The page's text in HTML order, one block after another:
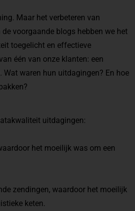
Maar het verbeteren van
voorgaande blogs hebben we het
toegelicht en effectieve
één van onze klanten: een
waren hun uitdagingen? En hoe
uitdagingen:
het moeilijk was om een
zendingen, waardoor het moeilijk
keten.